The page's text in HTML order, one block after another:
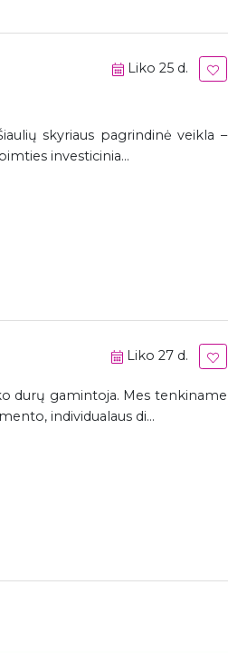
Liko 25 d.
skyriaus pagrindinė veikla –
investicinia...
Liko 27 d.
durų gamintoja. Mes tenkiname
individualaus di...